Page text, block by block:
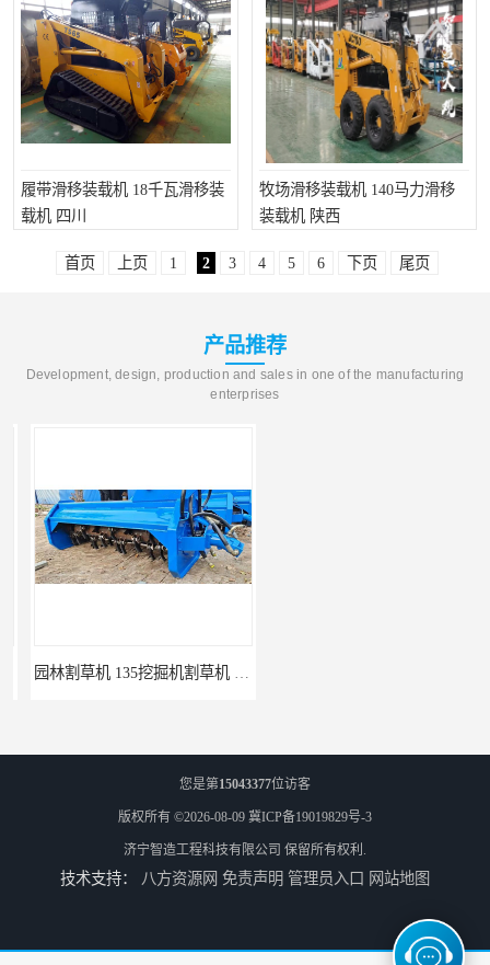
履带滑移装载机 18千瓦滑移装
载机 四川
牧场滑移装载机 140马力滑移
装载机 陕西
首页 上页 1 2 3 4 5 6 下页 尾页
产品推荐
Development, design, production and sales in one of the manufacturing
enterprises
园林割草机 135挖掘机割草机 智造大观
155挖机双杠液压剪 智造大观 挖掘机拆船剪 6250挖机双杠液压剪 智造大观 挖掘机液压废钢剪
您是第15043377位访客
版权所有 ©2026-08-09 冀ICP备19019829号-3
济宁智造工程科技有限公司 保留所有权利.
技术支持： 八方资源网 免责声明 管理员入口 网站地图